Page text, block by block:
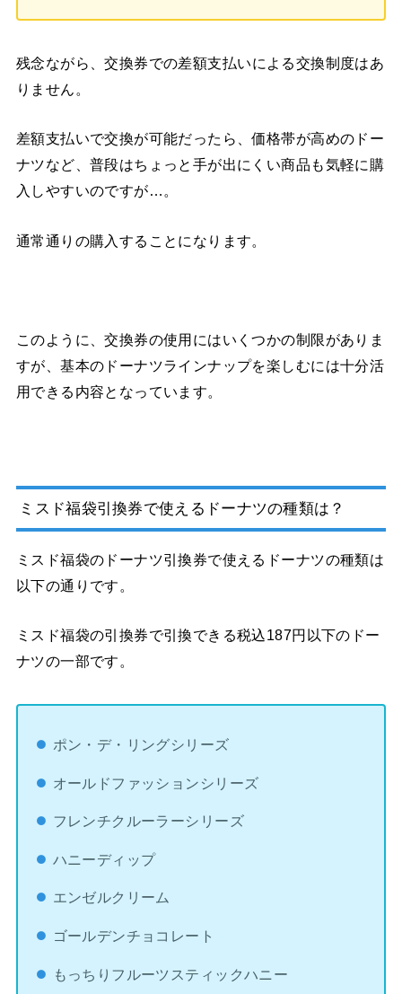
残念ながら、交換券での差額支払いによる交換制度はあ
りません。
差額支払いで交換が可能だったら、価格帯が高めのドー
ナツなど、普段はちょっと手が出にくい商品も気軽に購
入しやすいのですが…。
通常通りの購入することになります。
このように、交換券の使用にはいくつかの制限がありま
すが、基本のドーナツラインナップを楽しむには十分活
用できる内容となっています。
ミスド福袋引換券で使えるドーナツの種類は？
ミスド福袋のドーナツ引換券で使えるドーナツの種類は
以下の通りです。
ミスド福袋の引換券で引換できる税込187円以下のドー
ナツの一部です。
ポン・デ・リングシリーズ
オールドファッションシリーズ
フレンチクルーラーシリーズ
ハニーディップ
エンゼルクリーム
ゴールデンチョコレート
もっちりフルーツスティックハニー